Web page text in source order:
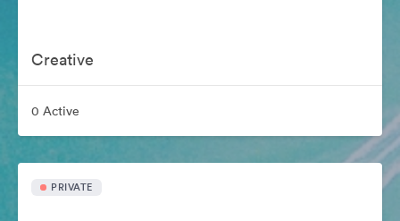
Creative
0 Active
PRIVATE